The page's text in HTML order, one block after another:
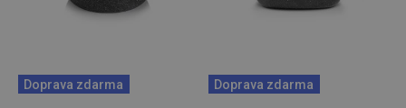
Doprava zdarma Doprava zdarma